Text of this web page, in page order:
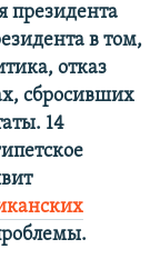
президента
в том,
отказ
сбросивших
14